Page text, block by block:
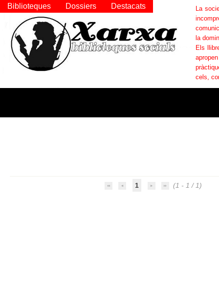
1 (1 - 1 / 1)
La
la
Els
cels,
Biblioteques Dossiers Destacats